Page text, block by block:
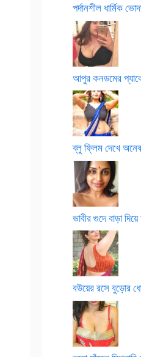
পর্দানশীল ধার্মিক
আপুর কনডমের
ব্লু ফ্লিম দেখে
ভাবীর গুদে বাড়া
বউয়ের রসে বুড়োর